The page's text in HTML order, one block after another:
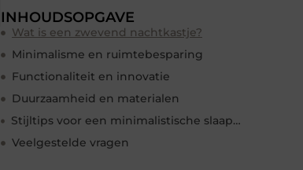
INHOUDSOPGAVE
Wat is een zwevend nachtkastje?
Minimalisme en ruimtebesparing
Functionaliteit en innovatie
Duurzaamheid en materialen
Stijltips voor een minimalistische slaapkamer
Veelgestelde vragen